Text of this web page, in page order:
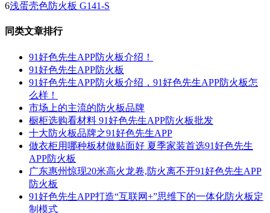
6浅蛋壳色防火板 G141-S
同类文章排行
91好色先生APP防火板介绍！
91好色先生APP防火板
91好色先生APP防火板介绍，91好色先生APP防火板怎
么样！
市场上的主流的防火板品牌
橱柜选购看材料 91好色先生APP防火板批发
十大防火板品牌之91好色先生APP
做衣柜用哪种板材做贴面好 夏季家装首选91好色先生
APP防火板
广东惠州惊现20米高火龙卷,防火离不开91好色先生APP
防火板
91好色先生APP打造“互联网+”思维下的一体化防火板定
制模式